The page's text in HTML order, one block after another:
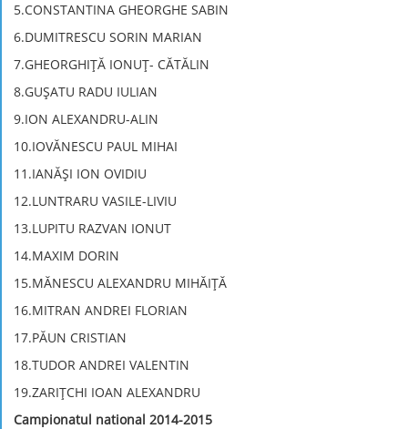
5.CONSTANTINA GHEORGHE SABIN
6.DUMITRESCU SORIN MARIAN
7.GHEORGHIŢĂ IONUŢ- CĂTĂLIN
8.GUŞATU RADU IULIAN
9.ION ALEXANDRU-ALIN
10.IOVĂNESCU PAUL MIHAI
11.IANĂŞI ION OVIDIU
12.LUNTRARU VASILE-LIVIU
13.LUPITU RAZVAN IONUT
14.MAXIM DORIN
15.MĂNESCU ALEXANDRU MIHĂIȚĂ
16.MITRAN ANDREI FLORIAN
17.PĂUN CRISTIAN
18.TUDOR ANDREI VALENTIN
19.ZARIŢCHI IOAN ALEXANDRU
Campionatul national 2014-2015